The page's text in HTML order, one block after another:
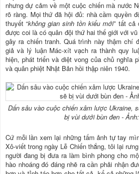
nhưng dự cảm về một cuộc chiến mà nước
rõ ràng. Mọi thứ đã hội đủ: nhà cầm quyền
thuyết “không gian sinh tồn kiểu mới” tất cả
được coi là có quân đội thứ hai thế giới với
gây ra chiến tranh. Quá trình này thậm chí
giả và lý luận Mác-xít vạch ra thành quy
hiện, phát triển và diệt vong của chủ nghĩa
và quân phiệt Nhật Bản hồi thập niên 1940.
Dấn sâu vào cuộc chiến xâm lược Ukraine,
bị vùi dưới bùn đen -
Cứ mỗi lần xem lại những tấm ảnh tự tay
Xô-viết trong ngày Lễ Chiến thắng, tôi lại
người đang bị đưa ra làm bình phong cho
hào nhoáng đó đáng nhẽ ra cần phải nhận